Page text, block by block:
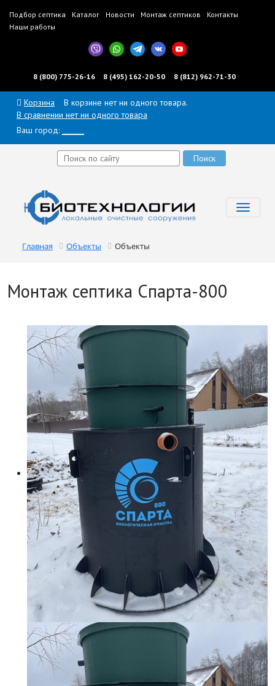
Подбор септика Каталог Новости Монтаж септиков
Контакты
Наши работы
8 (800) 775-26-16 8 (495) 162-20-50 8 (812) 962-71-30
Корзина
В корзине нет ни одного товара.
В сравнении нет ни одного товара
Ваш город:
Главная Объекты Объекты
Монтаж септика Спарта-800